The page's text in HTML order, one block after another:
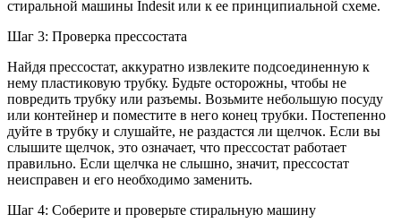
стиральной машины Indesit или к ее принципиальной схеме.
Шаг 3: Проверка прессостата
Найдя прессостат, аккуратно извлеките подсоединенную к
нему пластиковую трубку. Будьте осторожны, чтобы не
повредить трубку или разъемы. Возьмите небольшую посуду
или контейнер и поместите в него конец трубки. Постепенно
дуйте в трубку и слушайте, не раздастся ли щелчок. Если вы
слышите щелчок, это означает, что прессостат работает
правильно. Если щелчка не слышно, значит, прессостат
неисправен и его необходимо заменить.
Шаг 4: Соберите и проверьте стиральную машину